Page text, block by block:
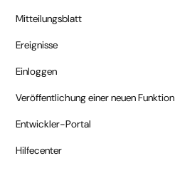
Mitteilungsblatt
Ereignisse
Einloggen
Veröffentlichung einer neuen Funktion
Entwickler-Portal
Hilfecenter